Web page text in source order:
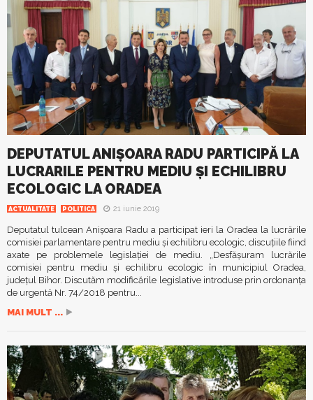
DEPUTATUL ANIȘOARA RADU PARTICIPĂ LA
LUCRARILE PENTRU MEDIU ȘI ECHILIBRU
ECOLOGIC LA ORADEA
ACTUALITATE POLITICA 21 iunie 2019
Deputatul tulcean Anișoara Radu a participat ieri la Oradea la lucrările
comisiei parlamentare pentru mediu și echilibru ecologic, discuțiile fiind
axate pe problemele legislației de mediu. „Desfășuram lucrările
comisiei pentru mediu şi echilibru ecologic în municipiul Oradea,
județul Bihor. Discutăm modificările legislative introduse prin ordonanța
de urgentă Nr. 74/2018 pentru...
MAI MULT ...